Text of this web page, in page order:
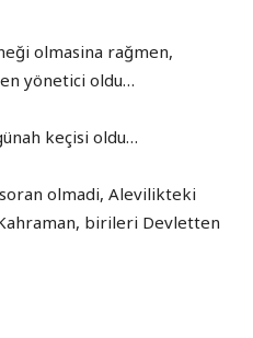
olmasina rağmen,
yönetici oldu…
keçisi oldu…
olmadi, Alevilikteki
birileri Devletten